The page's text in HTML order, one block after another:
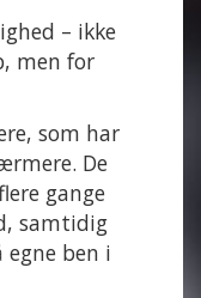
– ikke
men for
som har
De
gange
samtidig
ben i